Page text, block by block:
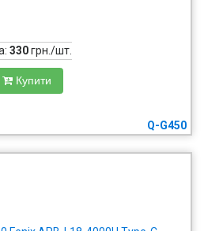
330грн./шт.
Купити
Q-G450